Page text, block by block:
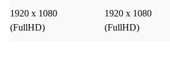
1920 x 1080
(FullHD)
1920 x 1080
(FullHD)